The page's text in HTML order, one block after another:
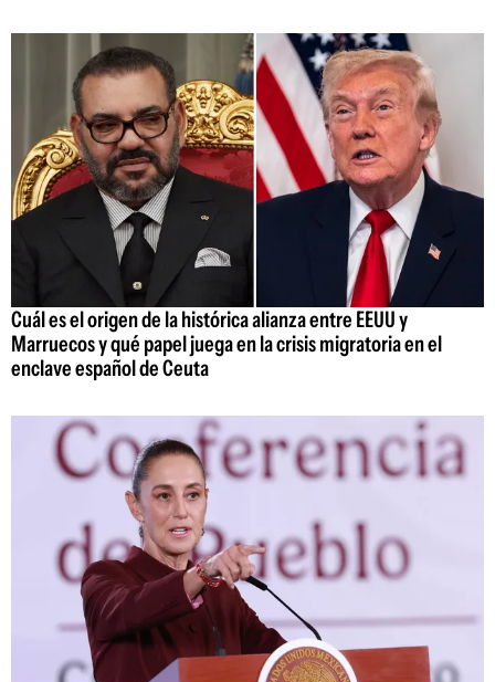
Cuál es el origen de la histórica alianza entre EEUU y
Marruecos y qué papel juega en la crisis migratoria en el
enclave español de Ceuta